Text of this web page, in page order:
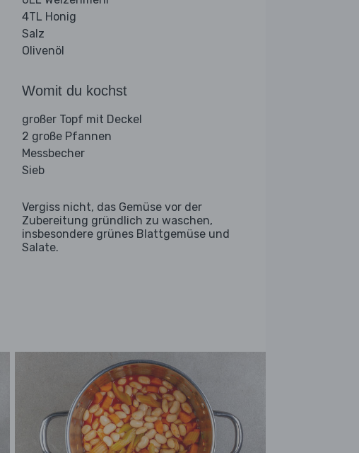
4TL Honig
Salz
Olivenöl
Womit du kochst
großer Topf mit Deckel
2 große Pfannen
Messbecher
Sieb
Vergiss nicht, das Gemüse vor der
Zubereitung gründlich zu waschen,
insbesondere grünes Blattgemüse und
Salate.